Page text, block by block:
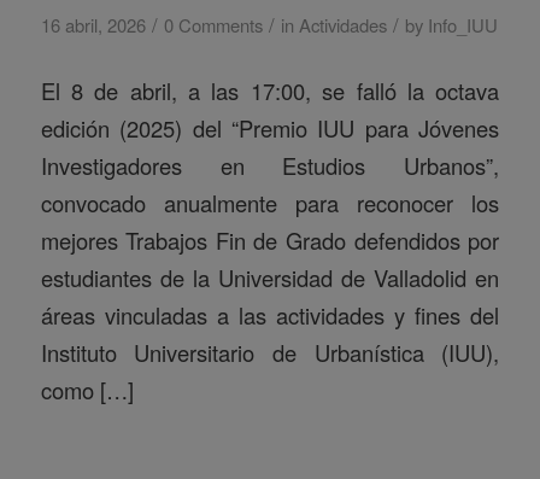
16 abril, 2026 / 0 Comments / in Actividades / by Info_IUU
El 8 de abril, a las 17:00, se falló la octava
edición (2025) del “Premio IUU para Jóvenes
Investigadores en Estudios Urbanos”,
convocado anualmente para reconocer los
mejores Trabajos Fin de Grado defendidos por
estudiantes de la Universidad de Valladolid en
áreas vinculadas a las actividades y fines del
Instituto Universitario de Urbanística (IUU),
como […]